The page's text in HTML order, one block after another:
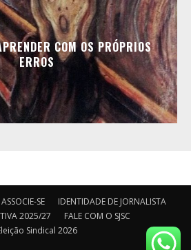
COM OS PRÓPRIOS
ERROS
ASSOCIE-SE
IDENTIDADE DE JORNALISTA
2025/27
FALE COM O SJSC
Sindical 2026